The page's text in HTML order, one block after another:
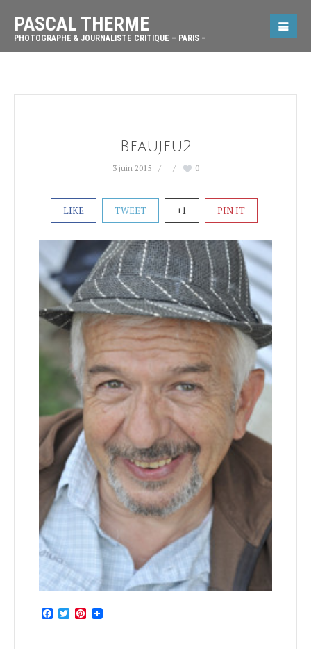
PASCAL THERME
PHOTOGRAPHE & JOURNALISTE CRITIQUE – PARIS –
Beaujeu2
3 juin 2015 0
LIKE TWEET +1 PIN IT
Facebook
TwitterPinterest